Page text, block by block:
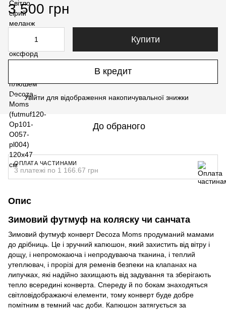
3 500 грн
Купити
В кредит
% Увійти для відображення накопичувальної знижки
До обраного
ОПЛАТА ЧАСТИНАМИ
3 платежі по 1 166.67 грн
Опис
Зимовий футмуф на коляску чи санчата
Зимовий футмуф конверт Decoza Moms продуманий мамами
до дрібниць. Це і зручний капюшон, який захистить від вітру і
дощу, і непромокаюча і непродуваюча тканина, і теплий
утеплювач, і прорізі для ременів безпеки на клапанах на
липучках, які надійно захищають від задування та зберігають
тепло всередині конверта. Спереду й по бокам знаходяться
світловідображаючі елементи, тому конверт буде добре
помітним в темний час доби. Капюшон затягується за